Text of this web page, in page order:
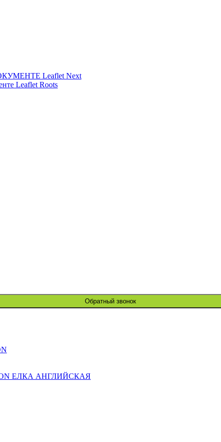
Leaflet Next
Leaflet Roots
Обратный звонок
ЕЛКА АНГЛИЙСКАЯ